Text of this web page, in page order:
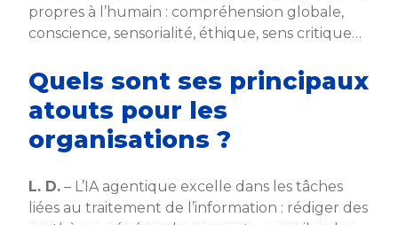
propres à l’humain : compréhension globale,
conscience, sensorialité, éthique, sens critique…
Quels sont ses principaux
atouts pour les
organisations ?
L. D. – L’IA agentique excelle dans les tâches
liées au traitement de l’information : rédiger des